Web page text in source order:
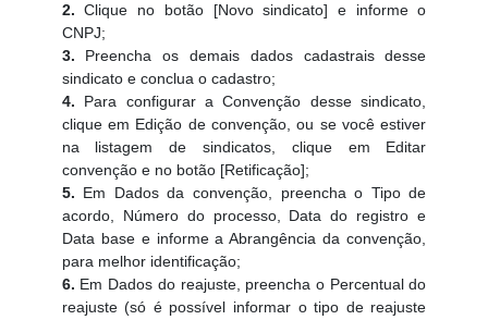
2. Clique no botão [Novo sindicato] e informe o
CNPJ;
3. Preencha os demais dados cadastrais desse
sindicato e conclua o cadastro;
4. Para configurar a Convenção desse sindicato,
clique em Edição de convenção, ou se você estiver
na listagem de sindicatos, clique em Editar
convenção e no botão [Retificação];
5. Em Dados da convenção, preencha o Tipo de
acordo, Número do processo, Data do registro e
Data base e informe a Abrangência da convenção,
para melhor identificação;
6. Em Dados do reajuste, preencha o Percentual do
reajuste (só é possível informar o tipo de reajuste